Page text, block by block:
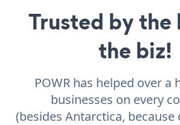
Trusted by the
the biz!
POWR has helped over a
businesses on every
(besides Antarctica,